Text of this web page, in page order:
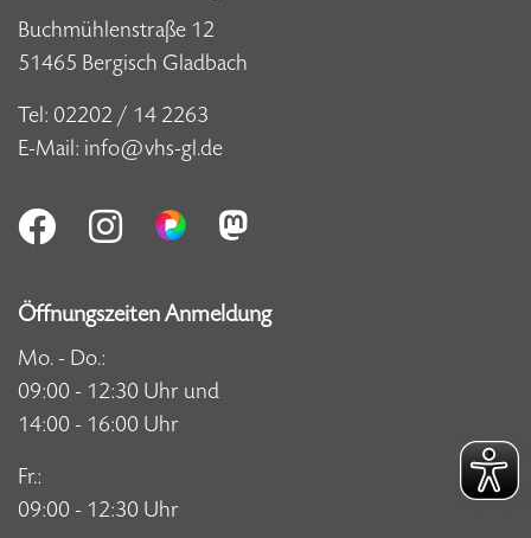
Buchmühlenstraße 12
51465 Bergisch Gladbach
Tel: 02202 / 14 2263
E-Mail: info@vhs-gl.de
Öffnungszeiten Anmeldung
Mo. - Do.:
09:00 - 12:30 Uhr und
14:00 - 16:00 Uhr
Fr.:
09:00 - 12:30 Uhr